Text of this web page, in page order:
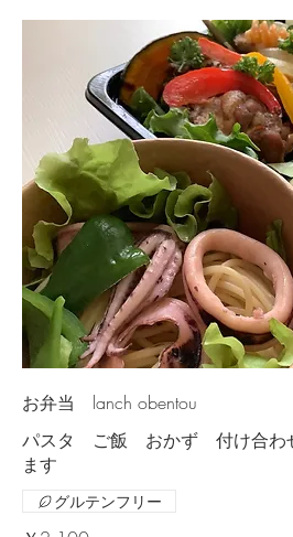
お弁当 lanch obentou
パスタ ご飯 おかず 付け合わ
ます
グルテンフリー